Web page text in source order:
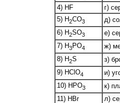
4) HF
г)
5) H2CO3
д)
6) H2SO3
е)
7) H3PO4
ж)
8) H2S
з)
9) HClO4
и)
10) HPO3
к)
11) HBr
л)